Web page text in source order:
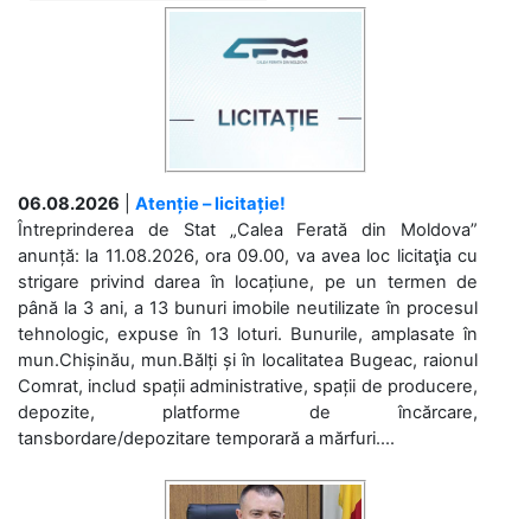
06.08.2026
Atenție – licitație!
Întreprinderea de Stat „Calea Ferată din Moldova”
anunță: la 11.08.2026, ora 09.00, va avea loc licitaţia cu
strigare privind darea în locațiune, pe un termen de
până la 3 ani, a 13 bunuri imobile neutilizate în procesul
tehnologic, expuse în 13 loturi. Bunurile, amplasate în
mun.Chișinău, mun.Bălți și în localitatea Bugeac, raionul
Comrat, includ spații administrative, spații de producere,
depozite, platforme de încărcare,
tansbordare/depozitare temporară a mărfuri....